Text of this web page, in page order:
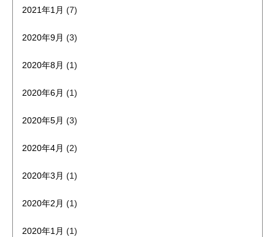
2021年1月 (7)
2020年9月 (3)
2020年8月 (1)
2020年6月 (1)
2020年5月 (3)
2020年4月 (2)
2020年3月 (1)
2020年2月 (1)
2020年1月 (1)